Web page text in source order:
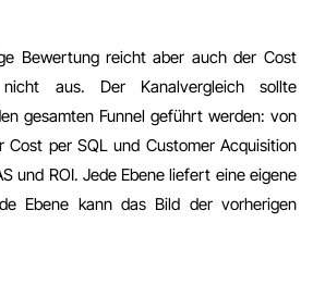
Bewertung reicht aber auch der Cost
aus. Der Kanalvergleich sollte
gesamten Funnel geführt werden: von
Cost per SQL und Customer Acquisition
und ROI. Jede Ebene liefert eine eigene
Ebene kann das Bild der vorherigen